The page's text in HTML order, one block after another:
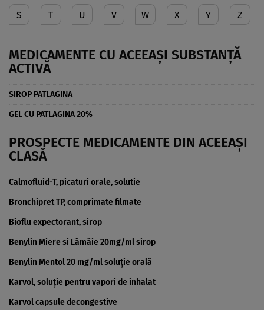
S T U V W X Y Z
MEDICAMENTE CU ACEEAȘI SUBSTANȚĂ
ACTIVĂ
SIROP PATLAGINA
GEL CU PATLAGINA 20%
PROSPECTE MEDICAMENTE DIN ACEEAȘI
CLASĂ
Calmofluid-T, picaturi orale, solutie
Bronchipret TP, comprimate filmate
Bioflu expectorant, sirop
Benylin Miere si Lămâie 20mg/ml sirop
Benylin Mentol 20 mg/ml soluţie orală
Karvol, soluţie pentru vapori de inhalat
Karvol capsule decongestive